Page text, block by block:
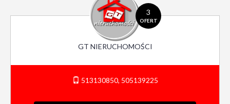
3
OFERT
GT NIERUCHOMOŚCI
513130850, 505139225